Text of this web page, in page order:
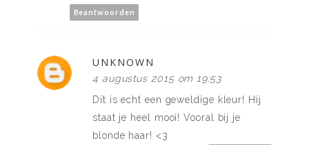
Beantwoorden
UNKNOWN
4 augustus 2015 om 19:53
Dit is echt een geweldige kleur! Hij
staat je heel mooi! Vooral bij je
blonde haar! <3